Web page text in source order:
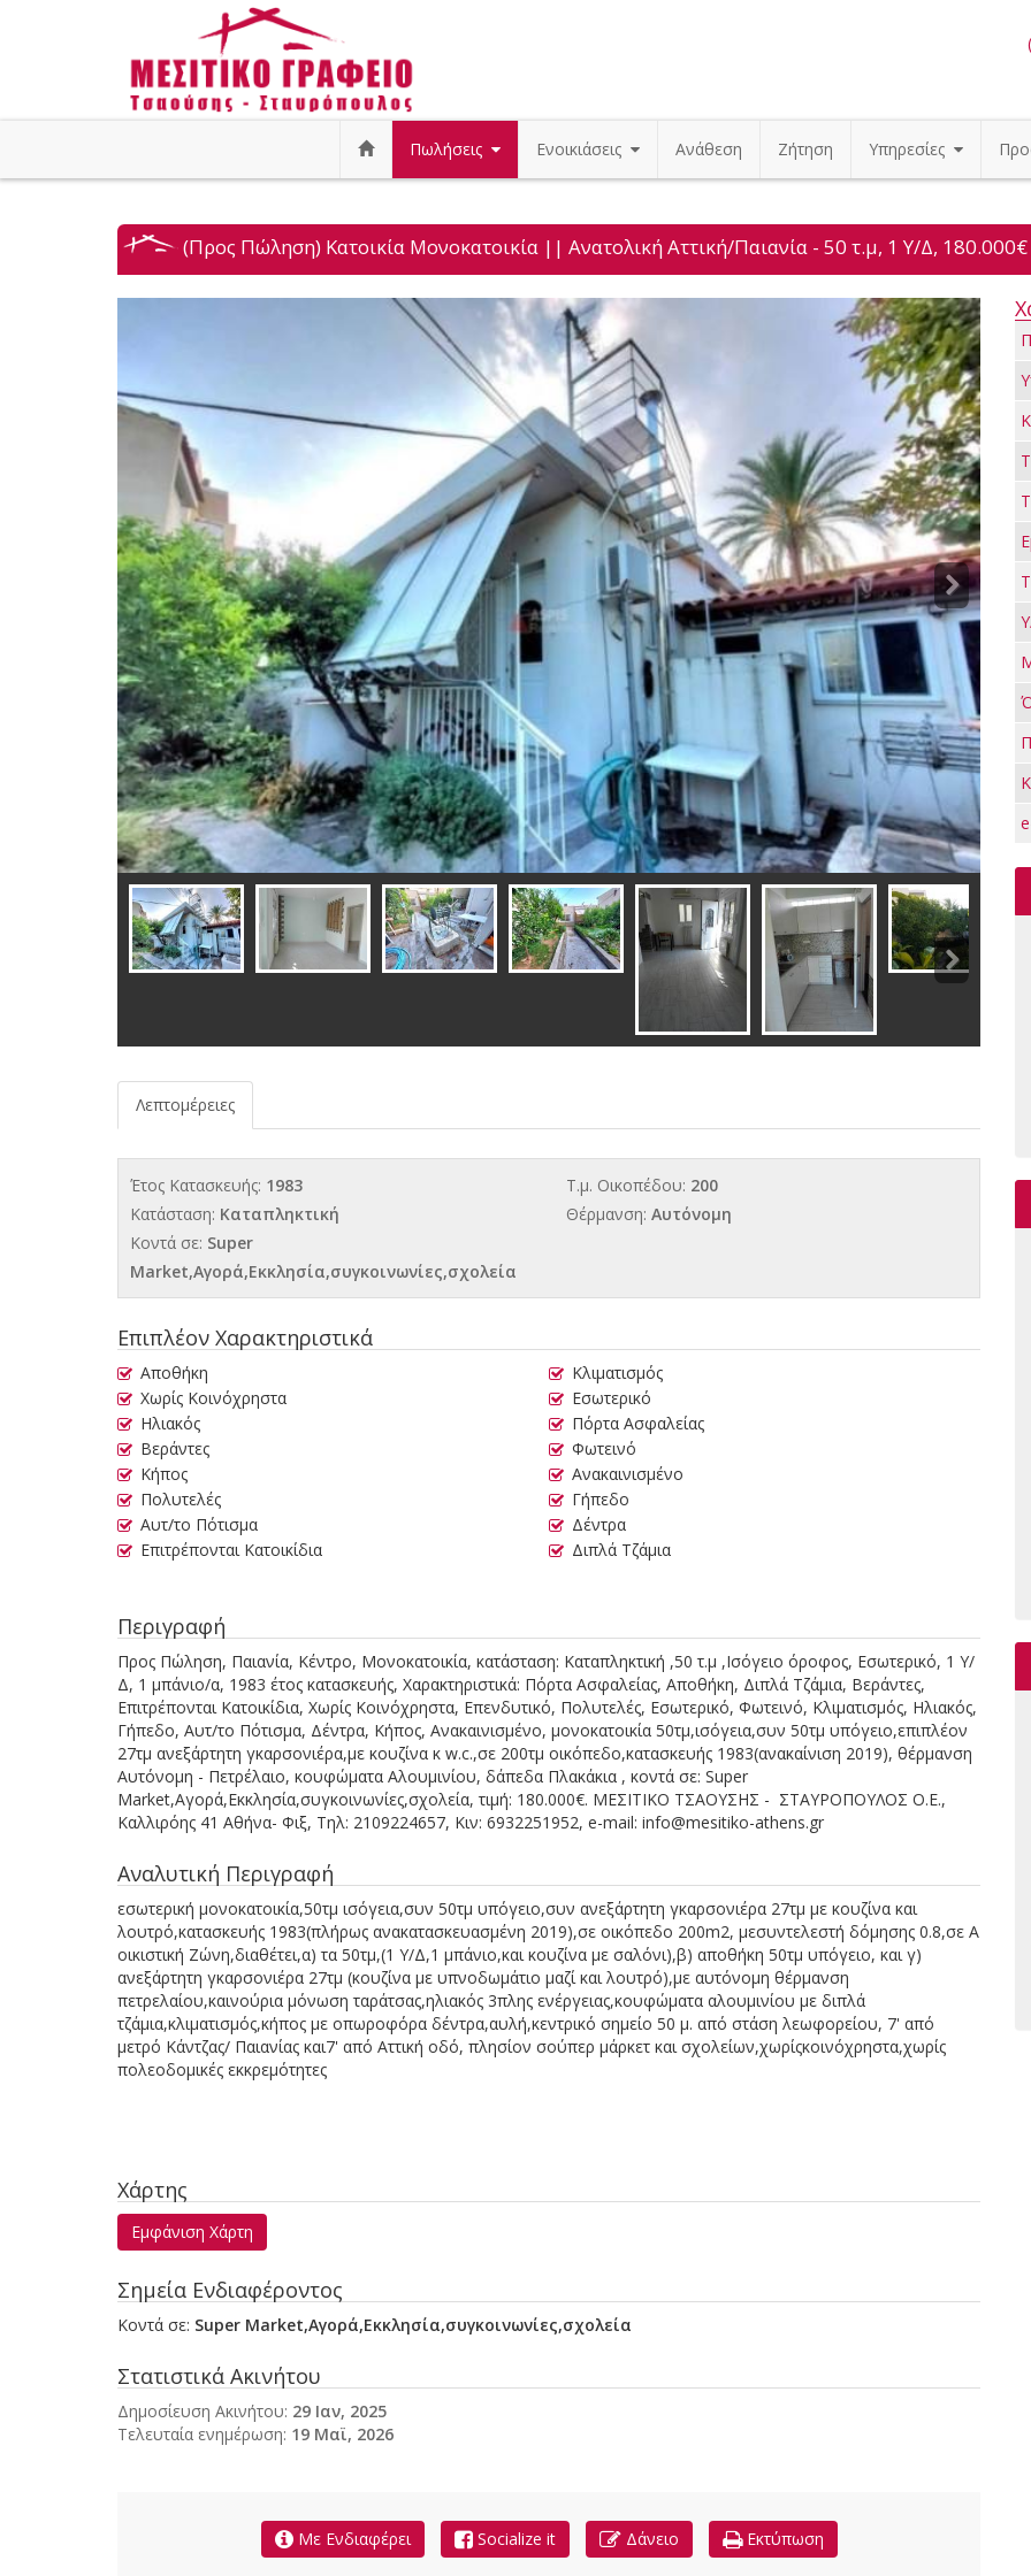
Πωλήσεις Ενοικιάσεις Ανάθεση Ζήτηση Υπηρεσίες
(Προς Πώληση) Κατοικία Μονοκατοικία || Ανατολική Αττική/Παιανία - 50 τ.μ, 1 Υ/Δ, 180.000€
Λεπτομέρειες
Έτος Κατασκευής: 1983 Τ.μ. Οικοπέδου: 200
Κατάσταση: Καταπληκτική Θέρμανση: Αυτόνομη
Κοντά σε: Super
Market,Αγορά,Εκκλησία,συγκοινωνίες,σχολεία
Επιπλέον Χαρακτηριστικά
Αποθήκη
Κλιματισμός
Χωρίς Κοινόχρηστα
Εσωτερικό
Ηλιακός
Πόρτα Ασφαλείας
Βεράντες
Φωτεινό
Κήπος
Ανακαινισμένο
Πολυτελές
Γήπεδο
Αυτ/το Πότισμα
Δέντρα
Επιτρέπονται Κατοικίδια
Διπλά Τζάμια
Περιγραφή
Προς Πώληση, Παιανία, Κέντρο, Μονοκατοικία, κατάσταση: Καταπληκτική ,50 τ.μ ,Ισόγειο όροφος, Εσωτερικό, 1 Υ/
Δ, 1 μπάνιο/α, 1983 έτος κατασκευής, Χαρακτηριστικά: Πόρτα Ασφαλείας, Αποθήκη, Διπλά Τζάμια, Βεράντες,
Επιτρέπονται Κατοικίδια, Χωρίς Κοινόχρηστα, Επενδυτικό, Πολυτελές, Εσωτερικό, Φωτεινό, Κλιματισμός, Ηλιακός,
Γήπεδο, Αυτ/το Πότισμα, Δέντρα, Κήπος, Ανακαινισμένο, μονοκατοικία 50τμ,ισόγεια,συν 50τμ υπόγειο,επιπλέον
27τμ ανεξάρτητη γκαρσονιέρα,με κουζίνα κ w.c.,σε 200τμ οικόπεδο,κατασκευής 1983(ανακαίνιση 2019), θέρμανση
Αυτόνομη - Πετρέλαιο, κουφώματα Αλουμινίου, δάπεδα Πλακάκια , κοντά σε: Super
Market,Αγορά,Εκκλησία,συγκοινωνίες,σχολεία, τιμή: 180.000€. ΜΕΣΙΤΙΚΟ ΤΣΑΟΥΣΗΣ - ΣΤΑΥΡΟΠΟΥΛΟΣ Ο.Ε.,
Καλλιρόης 41 Αθήνα- Φιξ, Τηλ: 2109224657, Κιν: 6932251952, e-mail: info@mesitiko-athens.gr
Αναλυτική Περιγραφή
εσωτερική μονοκατοικία,50τμ ισόγεια,συν 50τμ υπόγειο,συν ανεξάρτητη γκαρσονιέρα 27τμ με κουζίνα και
λουτρό,κατασκευής 1983(πλήρως ανακατασκευασμένη 2019),σε οικόπεδο 200m2, μεσυντελεστή δόμησης 0.8,σε Α
οικιστική Ζώνη,διαθέτει,α) τα 50τμ,(1 Υ/Δ,1 μπάνιο,και κουζίνα με σαλόνι),β) αποθήκη 50τμ υπόγειο, και γ)
ανεξάρτητη γκαρσονιέρα 27τμ (κουζίνα με υπνοδωμάτιο μαζί και λουτρό),με αυτόνομη θέρμανση
πετρελαίου,καινούρια μόνωση ταράτσας,ηλιακός 3πλης ενέργειας,κουφώματα αλουμινίου με διπλά
τζάμια,κλιματισμός,κήπος με οπωροφόρα δέντρα,αυλή,κεντρικό σημείο 50 μ. από στάση λεωφορείου, 7' από
μετρό Κάντζας/ Παιανίας και7' από Αττική οδό, πλησίον σούπερ μάρκετ και σχολείων,χωρίςκοινόχρηστα,χωρίς
πολεοδομικές εκκρεμότητες
Χάρτης
Εμφάνιση Χάρτη
Σημεία Ενδιαφέροντος
Κοντά σε: Super Market,Αγορά,Εκκλησία,συγκοινωνίες,σχολεία
Στατιστικά Ακινήτου
Δημοσίευση Ακινήτου: 29 Ιαν, 2025
Τελευταία ενημέρωση: 19 Μαϊ, 2026
Με Ενδιαφέρει Socialize it Δάνειο Εκτύπωση